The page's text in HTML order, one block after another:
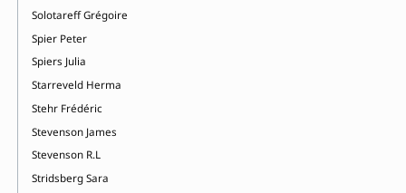
Solotareff Grégoire
Spier Peter
Spiers Julia
Starreveld Herma
Stehr Frédéric
Stevenson James
Stevenson R.L
Stridsberg Sara